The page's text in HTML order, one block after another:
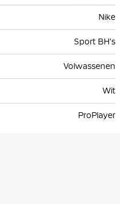
Nike
Sport BH's
Volwassenen
Wit
ProPlayer